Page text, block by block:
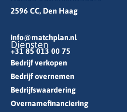
2596 CC, Den Haag
info@matchplan.nl
+31 85 013 00 75
Diensten
Bedrijf verkopen
Bedrijf overnemen
Bedrijfswaardering
Overnamefinanciering